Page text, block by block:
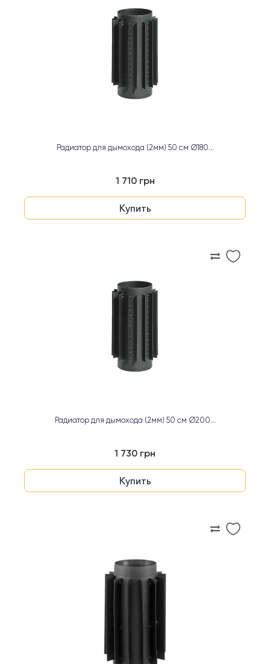
Радиатор для дымохода (2мм) 50 см Ø180...
1 710 грн
Купить
Радиатор для дымохода (2мм) 50 см Ø200...
1 730 грн
Купить